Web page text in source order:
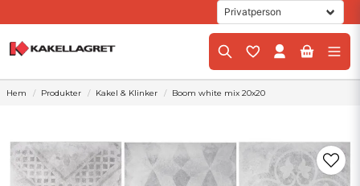
Hem Produkter Kakel & Klinker Boom white mix 20x20